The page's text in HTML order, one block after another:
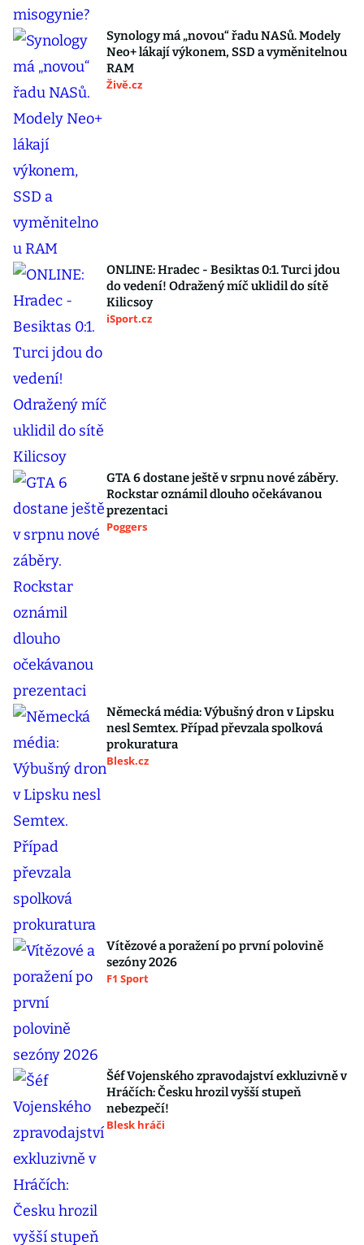
Synology má „novou“ řadu NASů. Modely
Neo+ lákají výkonem, SSD a vyměnitelnou
RAM
Živě.cz
ONLINE: Hradec - Besiktas 0:1. Turci jdou
do vedení! Odražený míč uklidil do sítě
Kilicsoy
iSport.cz
GTA 6 dostane ještě v srpnu nové záběry.
Rockstar oznámil dlouho očekávanou
prezentaci
Poggers
Německá média: Výbušný dron v Lipsku
nesl Semtex. Případ převzala spolková
prokuratura
Blesk.cz
Vítězové a poražení po první polovině
sezóny 2026
F1 Sport
Šéf Vojenského zpravodajství exkluzivně v
Hráčích: Česku hrozil vyšší stupeň
nebezpečí!
Blesk hráči